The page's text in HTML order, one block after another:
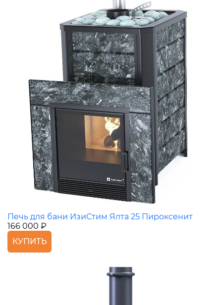
Печь для бани ИзиСтим Ялта 25 Пироксенит
166 000 ₽
КУПИТЬ